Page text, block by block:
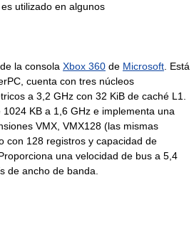
utilizado en algunos
la consola Xbox 360 de Microsoft. Está
cuenta con tres núcleos
a 3,2 GHz con 32 KiB de caché L1.
KB a 1,6 GHz e implementa una
VMX, VMX128 (las mismas
con 128 registros y capacidad de
una velocidad de bus a 5,4
de ancho de banda.